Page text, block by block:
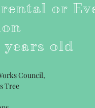
or
old
Council,
Tree